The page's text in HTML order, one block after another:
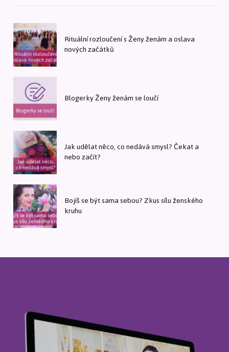
Rituální rozloučení s Ženy ženám a oslava
nových začátků
Blogerky Ženy ženám se loučí
Jak udělat něco, co nedává smysl? Čekat a
nebo začít?
Bojíš se být sama sebou? Zkus sílu ženského
kruhu